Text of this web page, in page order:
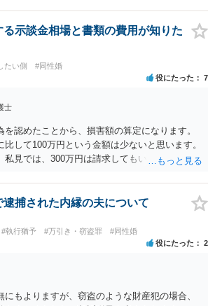
がいいと思います。
示談金相場と書類の費用が知りた
たい側 #同性婚
役にたった 7
士
を認めたことから、損害額の算定になります。
して100万円という金額は少ないと思います。
私見では、300万円は請求してもいいですね。
るでしょう。 支払いの効果を高めるために、弁
るといいで しょう。 したがって、金額も含め
護士と話をするといい でしょう。 書面はどちら
書類を作るには、少なくも、５５０００円
捕された内縁の夫について
#執行猶予 #万引き・窃盗罪 #同性婚
役にたった 2
もよりますが、窃盗のような財産犯の場合、